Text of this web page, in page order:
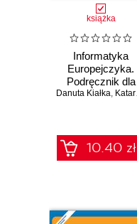
książka
Informatyka
Europejczyka.
Podręcznik dla
szkoły
Danuta Kiałka, Katarzyna Kiałka
10.40 zł